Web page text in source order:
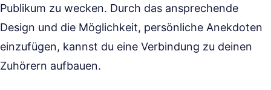
Publikum zu wecken. Durch das ansprechende
Design und die Möglichkeit, persönliche Anekdoten
einzufügen, kannst du eine Verbindung zu deinen
Zuhörern aufbauen.